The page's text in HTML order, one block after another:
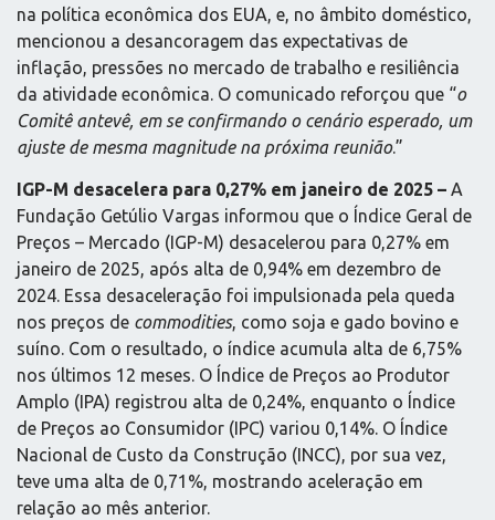
na política econômica dos EUA, e, no âmbito doméstico,
mencionou a desancoragem das expectativas de
inflação, pressões no mercado de trabalho e resiliência
da atividade econômica. O comunicado reforçou que “o
Comitê antevê, em se confirmando o cenário esperado, um
ajuste de mesma magnitude na próxima reunião.”
IGP-M desacelera para 0,27% em janeiro de 2025 – A
Fundação Getúlio Vargas informou que o Índice Geral de
Preços – Mercado (IGP-M) desacelerou para 0,27% em
janeiro de 2025, após alta de 0,94% em dezembro de
2024. Essa desaceleração foi impulsionada pela queda
nos preços de commodities, como soja e gado bovino e
suíno. Com o resultado, o índice acumula alta de 6,75%
nos últimos 12 meses. O Índice de Preços ao Produtor
Amplo (IPA) registrou alta de 0,24%, enquanto o Índice
de Preços ao Consumidor (IPC) variou 0,14%. O Índice
Nacional de Custo da Construção (INCC), por sua vez,
teve uma alta de 0,71%, mostrando aceleração em
relação ao mês anterior.